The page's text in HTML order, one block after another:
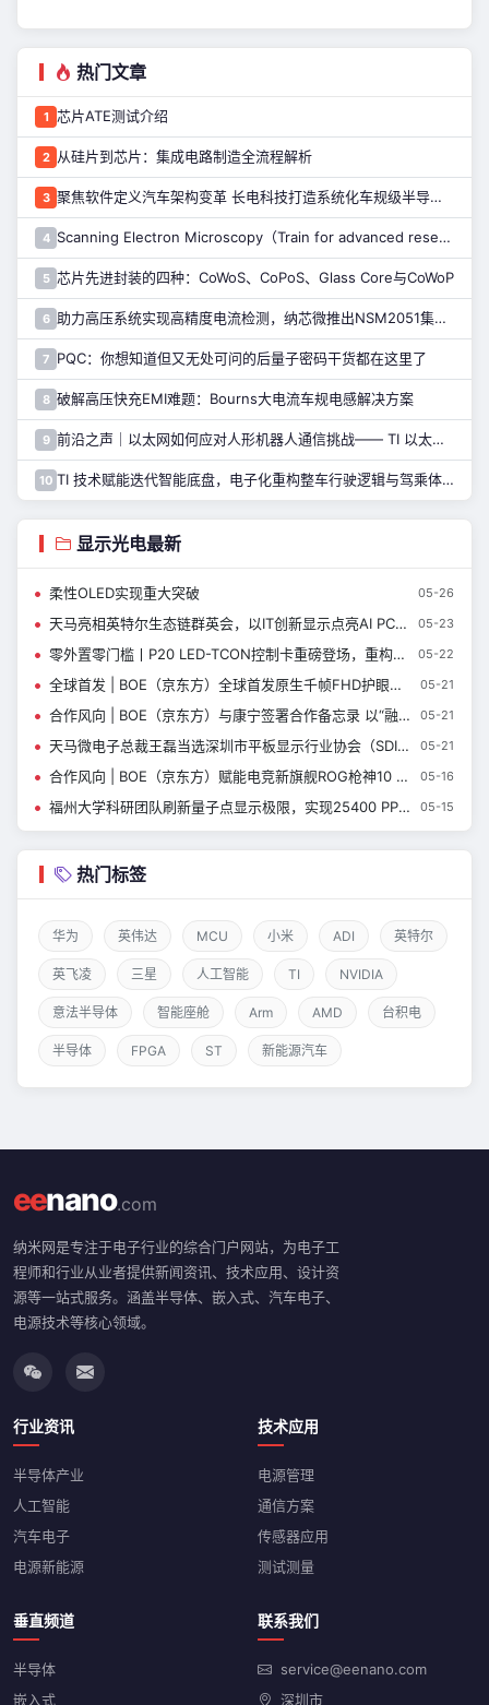
热门文章
1 芯片ATE测试介绍
2 从硅片到芯片：集成电路制造全流程解析
3 聚焦软件定义汽车架构变革 长电科技打造系统化车规级半导体封测能力
4 Scanning Electron Microscopy（Train for advanced research）扫描电子显微镜介绍（二）
5 芯片先进封装的四种：CoWoS、CoPoS、Glass Core与CoWoP
6 助力高压系统实现高精度电流检测，纳芯微推出NSM2051集成式霍尔电流传感器
7 PQC：你想知道但又无处可问的后量子密码干货都在这里了
8 破解高压快充EMI难题：Bourns大电流车规电感解决方案
9 前沿之声｜以太网如何应对人形机器人通信挑战—— TI 以太网产品系列助力解决
10 TI 技术赋能迭代智能底盘，电子化重构整车行驶逻辑与驾乘体验
显示光电最新
柔性OLED实现重大突破 05-26
天马亮相英特尔生态链群英会，以IT创新显示点亮AI PC新体验 05-23
零外置零门槛丨P20 LED-TCON控制卡重磅登场，重构LED显示体验！ 05-22
全球首发 | BOE（京东方）全球首发原生千帧FHD护眼电竞显示器 真千帧硬实力引领电竞高刷新时代 05-21
合作风向 | BOE（京东方）与康宁签署合作备忘录 以“融合共生”探索产业新未来 05-21
天马微电子总裁王磊当选深圳市平板显示行业协会（SDIA）第七届理事会会长 05-21
合作风向 | BOE（京东方）赋能电竞新旗舰ROG枪神10 Plus超竞版 首创BLMB动态无拖影技术开启电竞新纪元 05-16
福州大学科研团队刷新量子点显示极限，实现25400 PPI像素密度！ 05-15
热门标签
华为 英伟达 MCU 小米 ADI 英特尔
英飞凌 三星 人工智能 TI NVIDIA
意法半导体 智能座舱 Arm AMD 台积电
半导体 FPGA ST 新能源汽车
eenano.com
纳米网是专注于电子行业的综合门户网站，为电子工
程师和行业从业者提供新闻资讯、技术应用、设计资
源等一站式服务。涵盖半导体、嵌入式、汽车电子、
电源技术等核心领域。
行业资讯
半导体产业
人工智能
汽车电子
电源新能源
技术应用
电源管理
通信方案
传感器应用
测试测量
垂直频道
半导体
嵌入式
联系我们
service@eenano.com
深圳市